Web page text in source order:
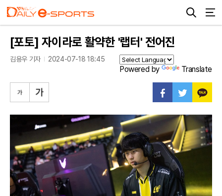
[포토] 자이라로 활약한 '랩터' 전어진
김용우 기자 2024-07-18 18:45
Powered by Translate